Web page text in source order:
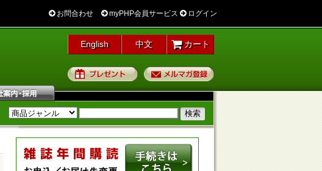
お問合わせ myPHP会員サービス ログイン
English 中文 カート
プレゼント